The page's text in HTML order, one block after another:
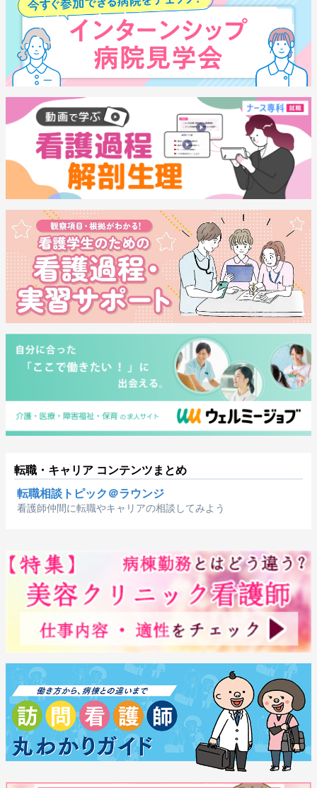
転職・キャリア コンテンツまとめ
転職相談トピック＠ラウンジ
看護師仲間に転職やキャリアの相談してみよう